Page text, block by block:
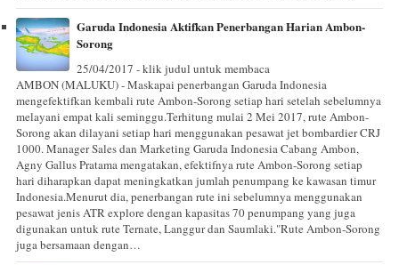
Garuda Indonesia Aktifkan Penerbangan Harian Ambon-
Sorong
25/04/2017 - klik judul untuk membaca
AMBON (MALUKU) - Maskapai penerbangan Garuda Indonesia
mengefektifkan kembali rute Ambon-Sorong setiap hari setelah sebelumnya
melayani empat kali seminggu.Terhitung mulai 2 Mei 2017, rute Ambon-
Sorong akan dilayani setiap hari menggunakan pesawat jet bombardier CRJ
1000. Manager Sales dan Marketing Garuda Indonesia Cabang Ambon,
Agny Gallus Pratama mengatakan, efektifnya rute Ambon-Sorong setiap
hari diharapkan dapat meningkatkan jumlah penumpang ke kawasan timur
Indonesia.Menurut dia, penerbangan rute ini sebelumnya menggunakan
pesawat jenis ATR explore dengan kapasitas 70 penumpang yang juga
digunakan untuk rute Ternate, Langgur dan Saumlaki."Rute Ambon-Sorong
juga bersamaan dengan…